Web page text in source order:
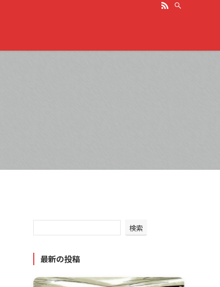
検索
最新の投稿